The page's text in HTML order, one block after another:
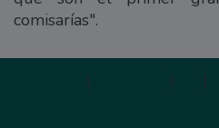
comisarías".
| | |